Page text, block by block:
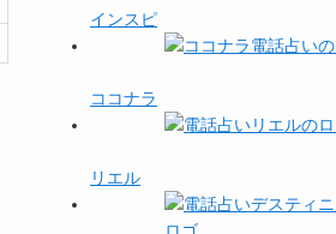
インスピ
ココナラ
リエル